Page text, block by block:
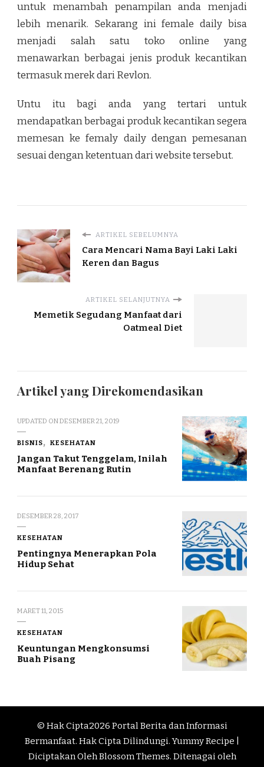
untuk menambah penampilan anda menjadi
lebih menarik. Sekarang ini female daily bisa
menjadi salah satu toko online yang
menawarkan berbagai jenis produk kecantikan
termasuk merek dari Revlon.
Untu itu bagi anda yang tertari untuk
mendapatkan berbagai produk kecantikan segera
memesan ke femaly daily dengan pemesanan
sesuai dengan ketentuan dari website tersebut.
ARTIKEL SEBELUMNYA
Cara Mencari Nama Bayi Laki Laki
Keren dan Bagus
ARTIKEL SELANJUTNYA
Memetik Segudang Manfaat dari
Oatmeal Diet
Artikel yang Direkomendasikan
UPDATED ONDESEMBER 21, 2019
BISNIS KESEHATAN
Jangan Takut Tenggelam, Inilah
Manfaat Berenang Rutin
DESEMBER 28, 2017
KESEHATAN
Pentingnya Menerapkan Pola
Hidup Sehat
MARET 11, 2015
KESEHATAN
Keuntungan Mengkonsumsi
Buah Pisang
© Hak Cipta2026 Portal Berita dan Informasi
Bermanfaat. Hak Cipta Dilindungi.Yummy Recipe |
Diciptakan OlehBlossom Themes. Ditenagai oleh